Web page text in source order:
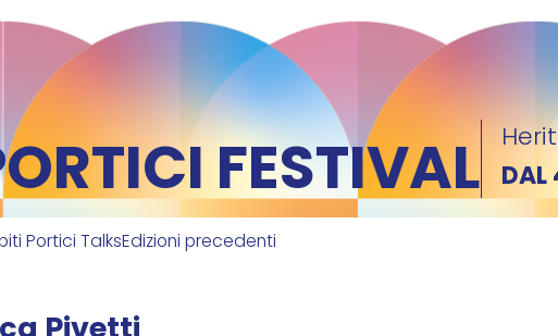
FESTIVAL DAL
Portici TalksEdizioni precedenti